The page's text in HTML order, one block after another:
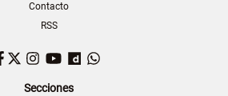
Contacto
RSS
Facebook
TwitterInstagram
YouTubeDailymotion
Secciones